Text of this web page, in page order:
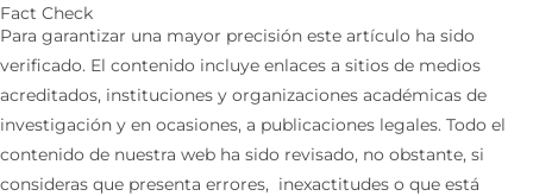
Fact Check
Para garantizar una mayor precisión este artículo ha sido
verificado. El contenido incluye enlaces a sitios de medios
acreditados, instituciones y organizaciones académicas de
investigación y en ocasiones, a publicaciones legales. Todo el
contenido de nuestra web ha sido revisado, no obstante, si
consideras que presenta errores, inexactitudes o que está